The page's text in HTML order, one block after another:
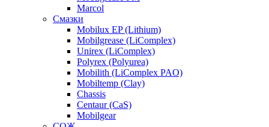
Marcol
Смазки
Mobilux EP (Lithium)
Mobilgrease (LiComplex)
Unirex (LiComplex)
Polyrex (Polyurea)
Mobilith (LiComplex PAO)
Mobiltemp (Clay)
Chassis
Centaur (CaS)
Mobilgear